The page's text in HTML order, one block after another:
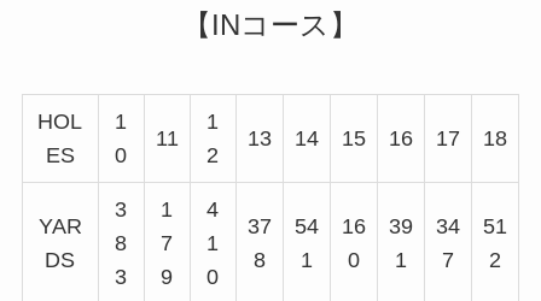
【INコース】
HOL
ES
1
0
11
1
2
13 14 15 16 17 18
YAR
DS
3
8
3
1
7
9
4
1
0
37
8
54
1
16
0
39
1
34
7
51
2